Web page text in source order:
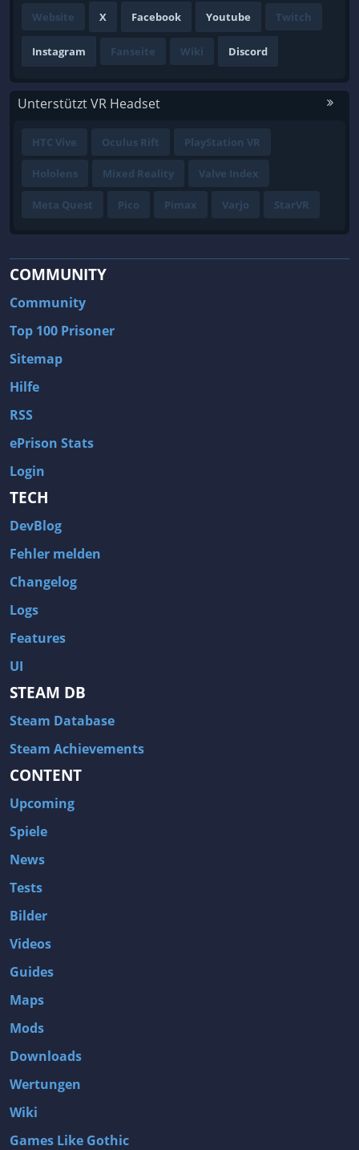
Website X Facebook Youtube Twitch
Instagram Fanseite Wiki Discord
Unterstützt VR Headset
HTC Vive Oculus Rift PlayStation VR
Hololens Mixed Reality Valve Index
Meta Quest Pico Pimax Varjo StarVR
COMMUNITY
Community
Top 100 Prisoner
Sitemap
Hilfe
RSS
ePrison Stats
Login
TECH
DevBlog
Fehler melden
Changelog
Logs
Features
UI
STEAM DB
Steam Database
Steam Achievements
CONTENT
Upcoming
Spiele
News
Tests
Bilder
Videos
Guides
Maps
Mods
Downloads
Wertungen
Wiki
Games Like Gothic